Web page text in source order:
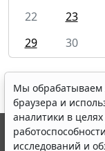
22
23
29
30
Мы обрабатываем
браузера и
аналитики в
исследований и
© ООО "НПП